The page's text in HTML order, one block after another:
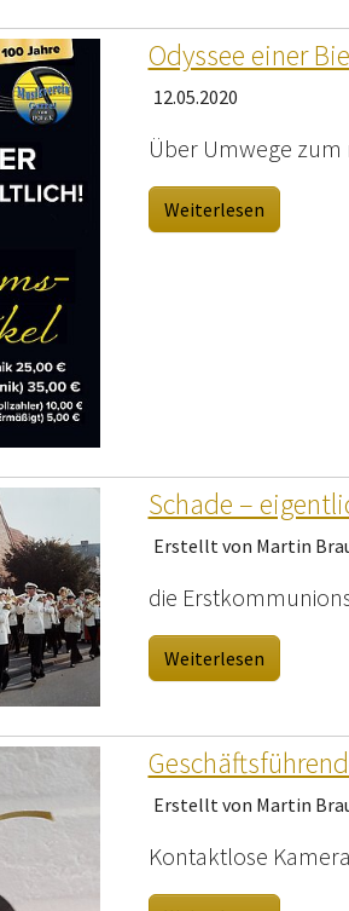
Odyssee einer
12.05.2020
Über Umwege
Weiterlesen
Schade –
Erstellt von Martin
die
Weiterlesen
Erstellt von Martin
Kontaktlose